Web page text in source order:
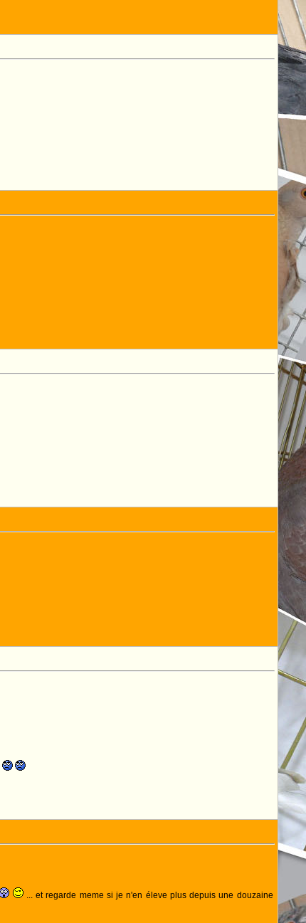
... et regarde meme si je n'en éleve plus depuis une douzaine